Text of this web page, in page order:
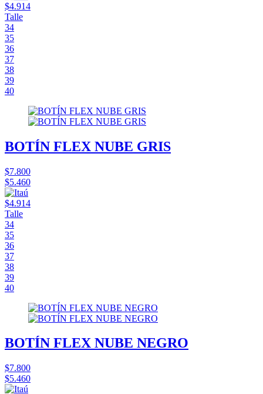
$4.914
Talle
34
35
36
37
38
39
40
BOTÍN FLEX NUBE GRIS
$7.800
$5.460
$4.914
Talle
34
35
36
37
38
39
40
BOTÍN FLEX NUBE NEGRO
$7.800
$5.460